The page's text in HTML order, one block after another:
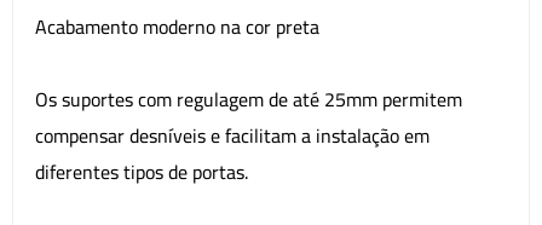
Acabamento moderno na cor preta
Os suportes com regulagem de até 25mm permitem
compensar desníveis e facilitam a instalação em
diferentes tipos de portas.